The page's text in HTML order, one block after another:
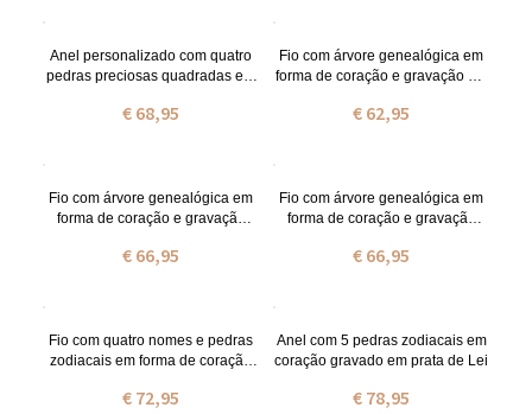
Anel personalizado com quatro
pedras preciosas quadradas em
€ 68,95
Fio com árvore genealógica em
forma de coração e gravação em
zodiacais
€ 62,95
Fio com árvore genealógica em
forma de coração e gravação
pedras zodiacais
€ 66,95
Fio com árvore genealógica em
forma de coração e gravação
e pedras zodiacais
€ 66,95
Fio com quatro nomes e pedras
zodiacais em forma de coração
€ 72,95
Anel com 5 pedras zodiacais em
coração gravado em prata de Lei
€ 78,95